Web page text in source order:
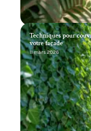
Techniques pour
votre façade
11 mars 2026